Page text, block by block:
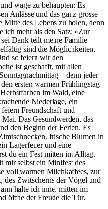
wage zu behaupten: Es
Anlässe und das ganz grosse
des Lebens zu holen, denn
ich mehr als den Satz: «Zur
Dank teilt meine Familie
sind die Möglichkeiten,
so feiern wir den
ist geschafft, mit allen
– denn jeder
ersten warmen Frühlingstag
im Wald, eine
Niederlage, ein
Freundschaft und
Das Gesundwerden, das
den Beginn der Ferien. Es
frische Blumen in
Lagerfeuer und eine
du ein Fest mitten im Alltag.
mir selbst ein Minifest des
voll warmen Milchkaffees, zur
des Zwitscherns der Vögel und
halte ich inne, mitten im
öffne der Freude die Tür.